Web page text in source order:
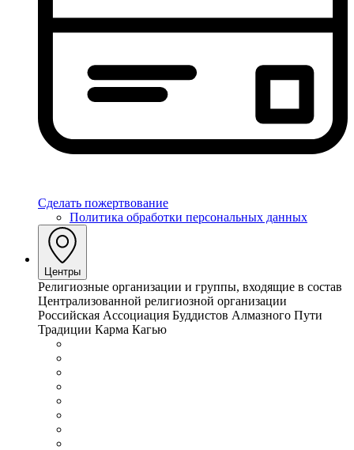
Сделать пожертвование
Политика обработки персональных данных
Центры
Религиозные организации и группы, входящие в состав
Централизованной религиозной организации
Российская Ассоциация Буддистов Алмазного Пути
Традиции Карма Кагью